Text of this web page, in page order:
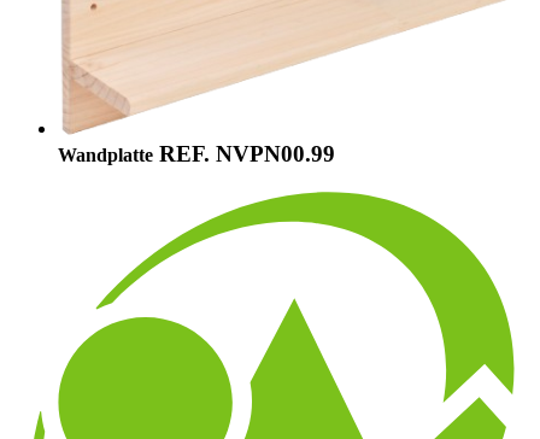
Wandplatte REF. NVPN00.99